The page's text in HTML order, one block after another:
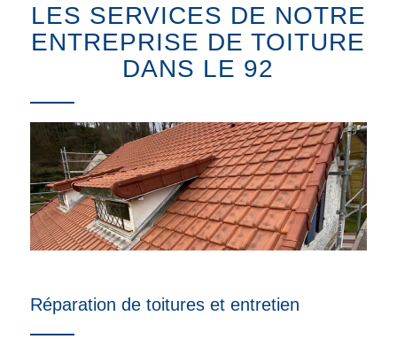
LES SERVICES DE NOTRE
ENTREPRISE DE TOITURE
DANS LE 92
Réparation de toitures et entretien